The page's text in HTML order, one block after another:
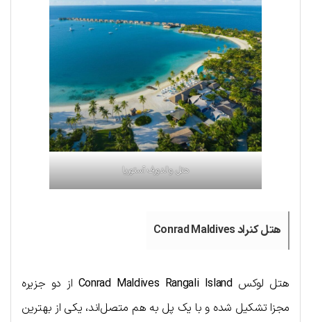
هتل والدورف آستوریا
هتل کنراد Conrad Maldives
هتل لوکسConrad Maldives Rangali Island از دو جزیره
مجزا تشکیل شده و با یک پل به هم متصل‌اند، یکی از بهترین